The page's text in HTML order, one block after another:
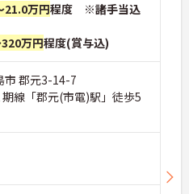
21.0万円程度 ※諸手当込
万円程度(賞与込)
市 郡元3-14-7
線「郡元(市電)駅」徒歩5